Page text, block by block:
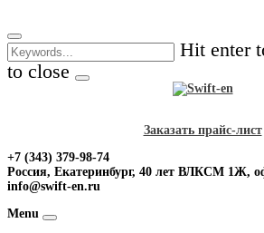
to
content
Hit enter
to close
Заказать прайс-лист
+7 (343) 379-98-74
Россия, Екатеринбург, 40 лет ВЛКСМ 1Ж,
info@swift-en.ru
Menu